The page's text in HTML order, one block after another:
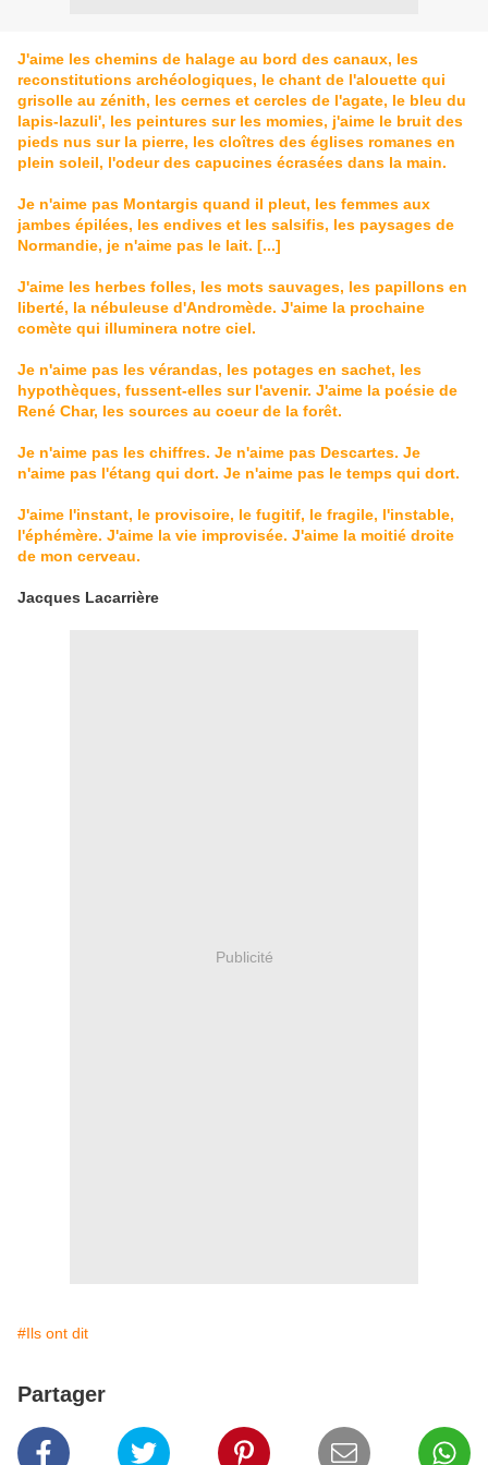
J'aime les chemins de halage au bord des canaux, les
reconstitutions archéologiques, le chant de l'alouette qui
grisolle au zénith, les cernes et cercles de l'agate, le bleu du
lapis-lazuli', les peintures sur les momies, j'aime le bruit des
pieds nus sur la pierre, les cloîtres des églises romanes en
plein soleil, l'odeur des capucines écrasées dans la main.
Je n'aime pas Montargis quand il pleut, les femmes aux
jambes épilées, les endives et les salsifis, les pay­sages de
Normandie, je n'aime pas le lait. [...]
J'aime les herbes folles, les mots sauvages, les papillons en
liberté, la nébuleuse d'Andromède. J'aime la pro­chaine
comète qui illuminera notre ciel.
Je n'aime pas les vérandas, les potages en sachet, les
hypothèques, fussent-elles sur l'avenir. J'aime la poésie de
René Char, les sources au coeur de la forêt.
Je n'aime pas les chiffres. Je n'aime pas Descartes. Je
n'aime pas l'étang qui dort. Je n'aime pas le temps qui dort.
J'aime l'instant, le provisoire, le fugitif, le fragile, l'in­stable,
l'éphémère. J'aime la vie improvisée. J'aime la moitié droite
de mon cerveau.
Jacques Lacarrière
Publicité
#Ils ont dit
Partager